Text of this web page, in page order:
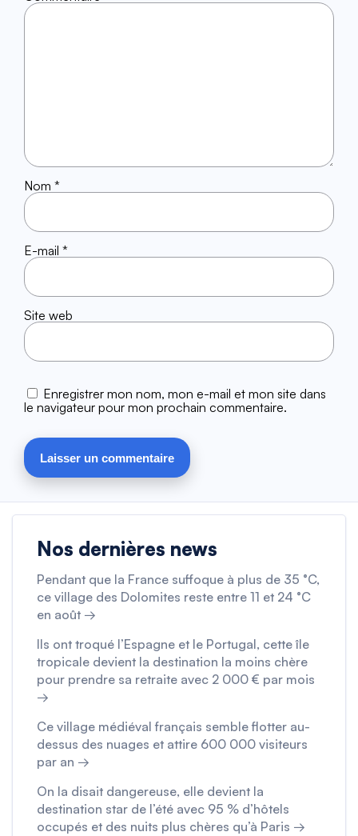
Nom *
E-mail *
Site web
Enregistrer mon nom, mon e-mail et mon site dans
le navigateur pour mon prochain commentaire.
Nos dernières news
Pendant que la France suffoque à plus de 35 °C,
ce village des Dolomites reste entre 11 et 24 °C
en août →
Ils ont troqué l’Espagne et le Portugal, cette île
tropicale devient la destination la moins chère
pour prendre sa retraite avec 2 000 € par mois
→
Ce village médiéval français semble flotter au-
dessus des nuages et attire 600 000 visiteurs
par an →
On la disait dangereuse, elle devient la
destination star de l’été avec 95 % d’hôtels
occupés et des nuits plus chères qu’à Paris →